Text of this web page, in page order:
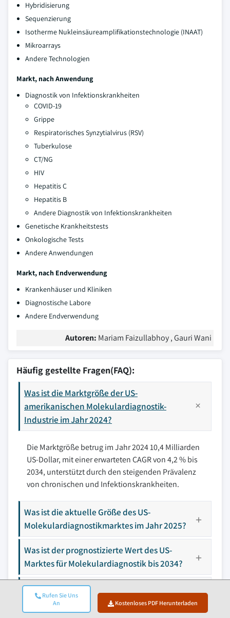
Rufen Sie Uns
An
Kostenloses PDF Herunterladen
Hybridisierung
Sequenzierung
Isotherme Nukleinsäureamplifikationstechnologie (INAAT)
Mikroarrays
Andere Technologien
Markt, nach Anwendung
Diagnostik von Infektionskrankheiten
COVID-19
Grippe
Respiratorisches Synzytialvirus (RSV)
Tuberkulose
CT/NG
HIV
Hepatitis C
Hepatitis B
Andere Diagnostik von Infektionskrankheiten
Genetische Krankheitstests
Onkologische Tests
Andere Anwendungen
Markt, nach Endverwendung
Krankenhäuser und Kliniken
Diagnostische Labore
Andere Endverwendung
Autoren: Mariam Faizullabhoy , Gauri Wani
Häufig gestellte Fragen(FAQ):
Was ist die Marktgröße der US-
amerikanischen Molekulardiagnostik-
Industrie im Jahr 2024?
Die Marktgröße betrug im Jahr 2024 10,4 Milliarden
US-Dollar, mit einer erwarteten CAGR von 4,2 % bis
2034, unterstützt durch den steigenden Prävalenz
von chronischen und Infektionskrankheiten.
Was ist die aktuelle Größe des US-
Molekulardiagnostikmarktes im Jahr 2025?
Was ist der prognostizierte Wert des US-
Marktes für Molekulardiagnostik bis 2034?
Wie viel Umsatz hat das Segment
Reagenzien & Kits im Jahr 2024 erzielt?